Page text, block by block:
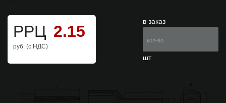
РРЦ
руб. (с НДС)
2.15
в заказ
шт